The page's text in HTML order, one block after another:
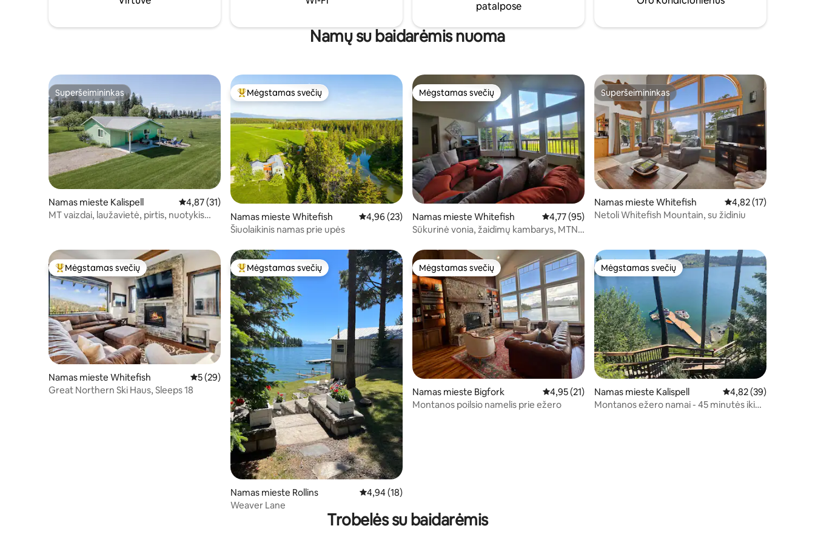
tradicijos ir kuriama nepamirštami
baidarėmis, nes turime viską, ko jums
patalpose
Namų su baidarėmis nuoma
Superšeimininkas
Superšeimininkas
Namas mieste Kalispell Vidutinis įvertinimas: 4,87 iš 5, atsiliepimų: 31
4,87 (31)
MT vaizdai, laužavietė, pirtis, nuotykis
Svečių mėgstamiausias
Mėgstamas svečių
Namas mieste Whitefish Vidutinis įvertinimas: 4,96 iš 5, atsiliepimų: 23
4,96 (23)
Šiuolaikinis namas prie upės
Mėgstamas svečių
Mėgstamas svečių
Namas mieste Whitefish Vidutinis įvertinimas: 4,77 iš 5, atsiliepimų: 95
4,77 (95)
Sūkurinė vonia, žaidimų kambarys, MTN
Superšeimininkas
Superšeimininkas
Namas mieste Whitefish Vidutinis įvertinimas:
4,82 (17)
Netoli Whitefish Mountain, su židiniu
Svečių mėgstamiausias
Mėgstamas svečių
Namas mieste Whitefish Vidutinis įvertinimas: 5 iš 5, atsiliepimų: 29
5 (29)
Great Northern Ski Haus, Sleeps 18
Svečių mėgstamiausias
Mėgstamas svečių
Namas mieste Rollins Vidutinis įvertinimas: 4,94 iš 5, atsiliepimų: 18
4,94 (18)
Weaver Lane
Mėgstamas svečių
Mėgstamas svečių
Namas mieste Bigfork Vidutinis įvertinimas: 4,95 iš 5, atsiliepimų: 21
4,95 (21)
Montanos poilsio namelis prie ežero
Mėgstamas svečių
Mėgstamas svečių
Namas mieste Kalispell Vidutinis įvertinimas:
4,82 (39)
Montanos ežero namai - 45 minutės iki
Trobelės su baidarėmis